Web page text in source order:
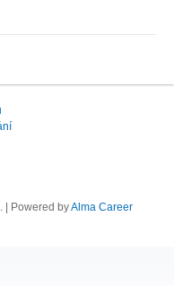
| Powered byAlma Career